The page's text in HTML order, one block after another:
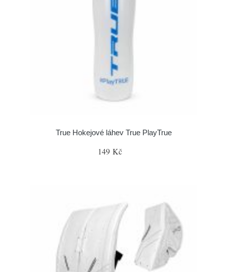
True Hokejové láhev True PlayTrue
149 Kč